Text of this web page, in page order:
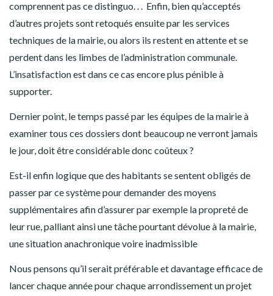
comprennent pas ce distinguo. . . Enfin, bien qu’acceptés
d’autres projets sont retoqués ensuite par les services
techniques de la mairie, ou alors ils restent en attente et se
perdent dans les limbes de l’administration communale.
L’insatisfaction est dans ce cas encore plus pénible à
supporter.
Dernier point, le temps passé par les équipes de la mairie à
examiner tous ces dossiers dont beaucoup ne verront jamais
le jour, doit être considérable donc coûteux ?
Est-il enfin logique que des habitants se sentent obligés de
passer par ce système pour demander des moyens
supplémentaires afin d’assurer par exemple la propreté de
leur rue, palliant ainsi une tâche pourtant dévolue à la mairie,
une situation anachronique voire inadmissible
Nous pensons qu’il serait préférable et davantage efficace de
lancer chaque année pour chaque arrondissement un projet